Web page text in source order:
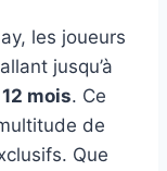
les joueurs
jusqu’à
mois. Ce
de
Que